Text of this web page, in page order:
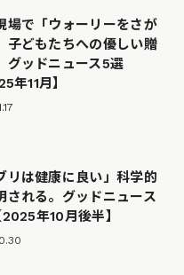
場で「ウォーリーをさが
子どもたちへの優しい贈
グッドニュース5選
年11月】
リは健康に良い」科学的
される。グッドニュース
年10月後半】